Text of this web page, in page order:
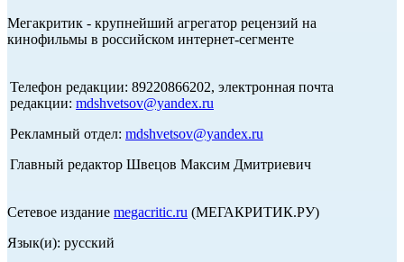
Мегакритик - крупнейший агрегатор рецензий на
кинофильмы в российском интернет-сегменте
Телефон редакции: 89220866202, электронная почта
редакции: mdshvetsov@yandex.ru
Рекламный отдел: mdshvetsov@yandex.ru
Главный редактор Швецов Максим Дмитриевич
Сетевое издание megacritic.ru (МЕГАКРИТИК.РУ)
Язык(и): русский